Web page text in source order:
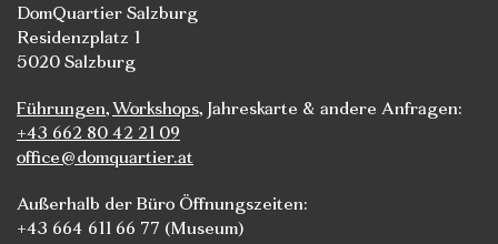
DomQuartier Salzburg
Residenzplatz 1
5020 Salzburg
Führungen,Workshops, Jahreskarte & andere Anfragen:
+43 662 80 42 21 09
office@domquartier.at
Außerhalb der Büro Öffnungszeiten:
+43 664 611 66 77 (Museum)